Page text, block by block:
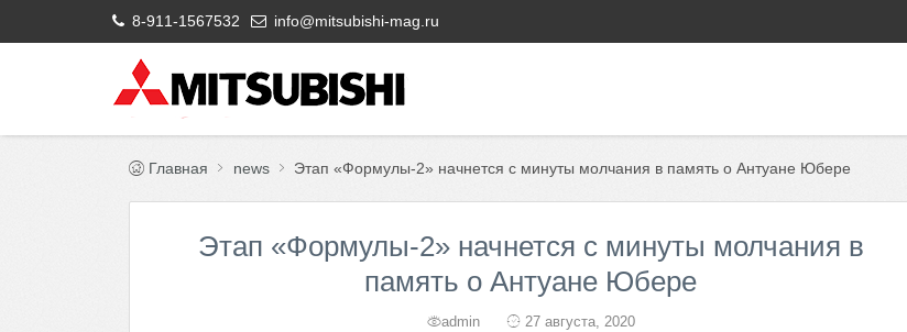
8-911-1567532 info@mitsubishi-mag.ru
Главная news Этап «Формулы-2» начнется с минуты молчания в память о Антуане Юбере
Этап «Формулы-2» начнется с минуты молчания в
память о Антуане Юбере
admin 27 августа, 2020